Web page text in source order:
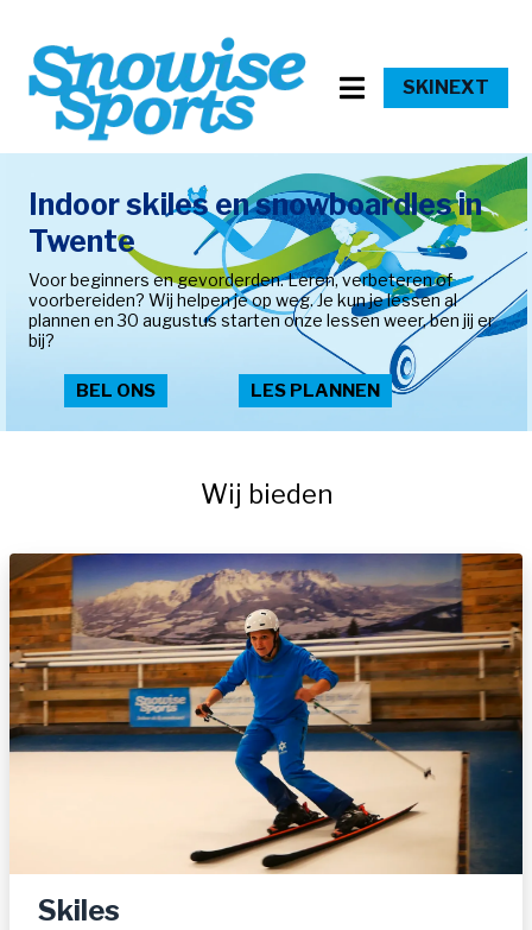
SKINEXT
Indoor skiles en snowboardles in
Twente
Voor beginners en gevorderden. Leren, verbeteren of
voorbereiden? Wij helpen je op weg. Je kun je lessen al
plannen en 30 augustus starten onze lessen weer, ben jij er
bij?
BEL ONS LES PLANNEN
Wij bieden
Skiles